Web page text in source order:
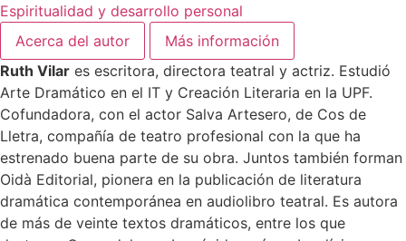
Espiritualidad y desarrollo personal
Acerca del autor
Más información
Ruth Vilar es escritora, directora teatral y actriz. Estudió
Arte Dramático en el IT y Creación Literaria en la UPF.
Cofundadora, con el actor Salva Artesero, de Cos de
Lletra, compañía de teatro profesional con la que ha
estrenado buena parte de su obra. Juntos también forman
Oidà Editorial, pionera en la publicación de literatura
dramática contemporánea en audiolibro teatral. Es autora
de más de veinte textos dramáticos, entre los que